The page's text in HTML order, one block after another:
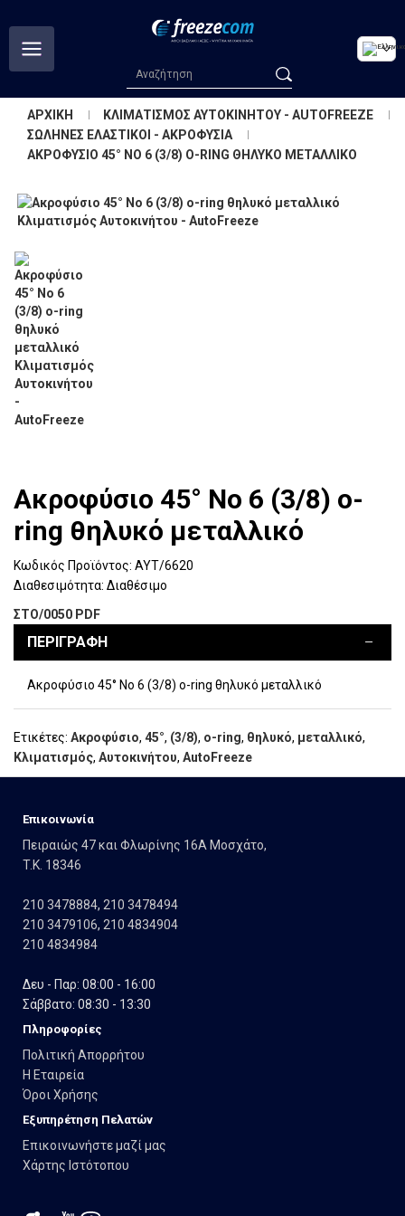
ΑΡΧΙΚΗ
ΚΛΙΜΑΤΙΣΜΟΣ ΑΥΤΟΚΙΝΗΤΟΥ - AUTOFREEZE
ΣΩΛΗΝΕΣ ΕΛΑΣΤΙΚΟΙ - ΑΚΡΟΦΥΣΙΑ
ΑΚΡΟΦΥΣΙΟ 45° ΝΟ 6 (3/8) O-RING ΘΗΛΥΚΟ ΜΕΤΑΛΛΙΚΟ
Ακροφύσιο 45° Νο 6 (3/8) o-
ring θηλυκό μεταλλικό
Κωδικός Προϊόντος: ΑΥΤ/6620
Διαθεσιμότητα: Διαθέσιμο
ΣΤΟ/0050 PDF
ΠΕΡΙΓΡΑΦΗ
Ακροφύσιο 45° Νο 6 (3/8) o-ring θηλυκό μεταλλικό
Ετικέτες: Ακροφύσιο, 45°, (3/8), o-ring, θηλυκό, μεταλλικό,
Κλιματισμός, Αυτοκινήτου, AutoFreeze
Eπικοινωνία
Πειραιώς 47 και Φλωρίνης 16Α Μοσχάτο,
T.K. 18346
210 3478884, 210 3478494
210 3479106, 210 4834904
210 4834984
Δευ - Παρ: 08:00 - 16:00
Σάββατο: 08:30 - 13:30
Πληροφορίες
Πολιτική Απορρήτου
Η Εταιρεία
Όροι Χρήσης
Εξυπηρέτηση Πελατών
Επικοινωνήστε μαζί μας
Χάρτης Ιστότοπου